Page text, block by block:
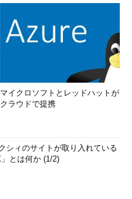
マイクロソフトとレッドハットが
クラウドで提携
シィのサイトが取り入れている
」とは何か (1/2)